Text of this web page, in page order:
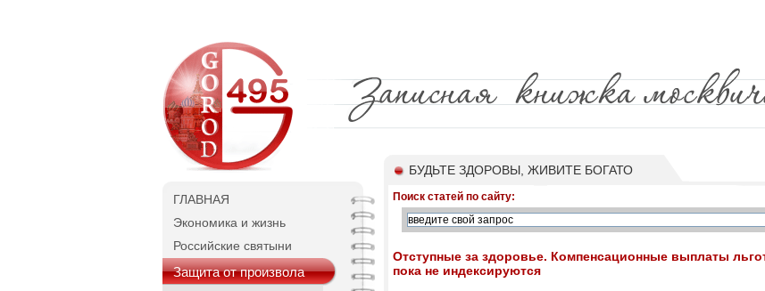
ГЛАВНАЯ
Экономика и жизнь
Российские святыни
Защита от произвола
БУДЬТЕ ЗДОРОВЫ, ЖИВИТЕ БОГАТО
Поиск статей по сайту:
Отступные за здоровье. Компенсационные выплаты
пока не индексируются